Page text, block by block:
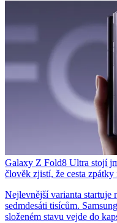
Galaxy Z Fold8 Ultra stojí
člověk zjistí, že cesta zpátky
Nejlevnější varianta startuje
sedmdesáti tisícům.
složeném stavu vejde do